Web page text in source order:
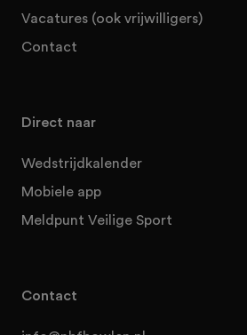
Vacatures (ook vrijwilligers)
Contact
Direct naar
Wedstrijdkalender
Mobiele app
Meldpunt Veilige Sport
Contact